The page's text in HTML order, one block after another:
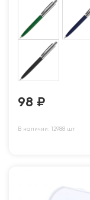
98 ₽
В наличии: 12988 шт